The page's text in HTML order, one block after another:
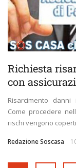
Richiesta
con
Risarcimento
Come procedere
rischi vengono
Redazione Soscasa